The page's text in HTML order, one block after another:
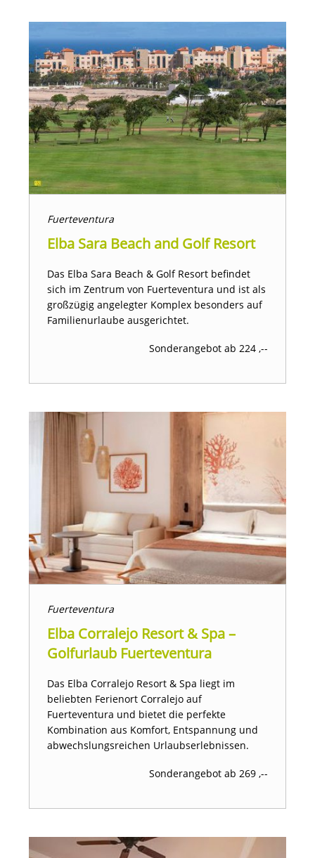
Fuerteventura
Elba Sara Beach and Golf Resort
Das Elba Sara Beach & Golf Resort befindet
sich im Zentrum von Fuerteventura und ist als
großzügig angelegter Komplex besonders auf
Familienurlaube ausgerichtet.
Sonderangebot ab 224 ,--
Fuerteventura
Elba Corralejo Resort & Spa –
Golfurlaub Fuerteventura
Das Elba Corralejo Resort & Spa liegt im
beliebten Ferienort Corralejo auf
Fuerteventura und bietet die perfekte
Kombination aus Komfort, Entspannung und
abwechslungsreichen Urlaubserlebnissen.
Sonderangebot ab 269 ,--